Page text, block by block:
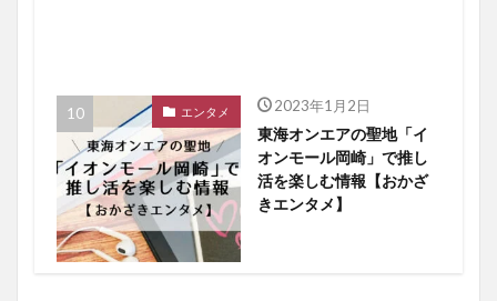
エンタメ 2023年1月2日
東海オンエアの聖地「イ
オンモール岡崎」で推し
活を楽しむ情報【おかざ
きエンタメ】